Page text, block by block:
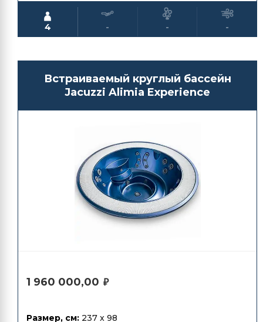
4 - - -
Встраиваемый круглый бассейн
Jacuzzi Alimia Experience
1 960 000,00 ₽
Размер, см: 237 x 98